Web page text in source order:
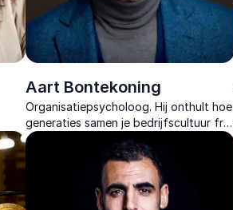
Aart Bontekoning
Organisatiepsycholoog. Hij onthult hoe
generaties samen je bedrijfscultuur fris,
vitaal en toekomstbestendig houden.